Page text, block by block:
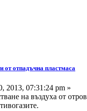
от отпадъчна пластмаса
2013, 07:31:24 pm »
на въздуха от